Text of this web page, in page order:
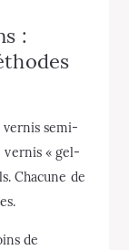
:
vernis semi-
vernis « gel-
Chacune de
de